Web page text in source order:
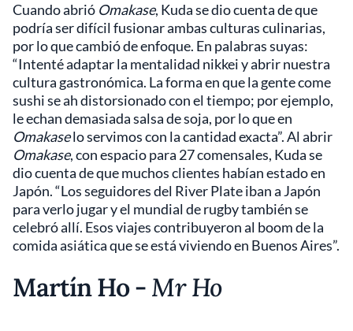
Cuando abrió Omakase, Kuda se dio cuenta de que
podría ser difícil fusionar ambas culturas culinarias,
por lo que cambió de enfoque. En palabras suyas:
“Intenté adaptar la mentalidad nikkei y abrir nuestra
cultura gastronómica. La forma en que la gente come
sushi se ah distorsionado con el tiempo; por ejemplo,
le echan demasiada salsa de soja, por lo que en
Omakaselo servimos con la cantidad exacta”. Al abrir
Omakase, con espacio para 27 comensales, Kuda se
dio cuenta de que muchos clientes habían estado en
Japón. “Los seguidores del River Plate iban a Japón
para verlo jugar y el mundial de rugby también se
celebró allí. Esos viajes contribuyeron al boom de la
comida asiática que se está viviendo en Buenos Aires”.
Martín Ho -Mr Ho